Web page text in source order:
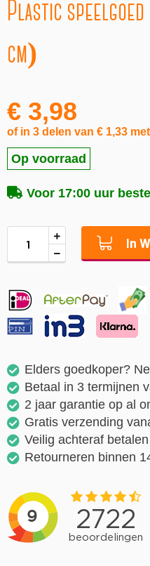
Plastic
cm)
€ 3,98
of in 3 delen van € 1,33 met
Op voorraad
Voor 17:00 uur
In
Elders goedkoper?
Betaal in 3 termijnen
2 jaar garantie op al
Gratis verzending
Veilig achteraf betalen
Retourneren binnen
naar
het
van
gallerij